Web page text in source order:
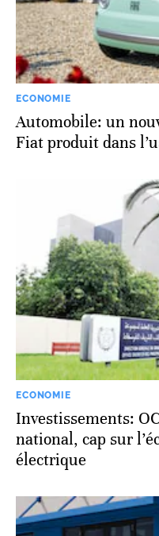
ECONOMIE
Automobile: un
Fiat produit dans
ECONOMIE
Investissements:
national, cap sur
électrique